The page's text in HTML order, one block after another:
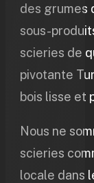
des grumes
sous-
scieries de
pivotante
bois lisse et
Nous ne
scieries
locale dans